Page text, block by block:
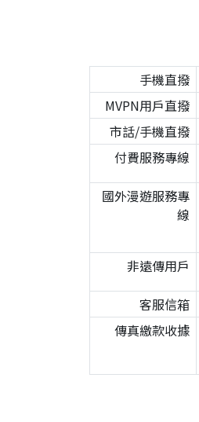
手機直撥
MVPN用戶直撥
市話/手機直撥
付費服務專線
國外漫遊服務專
線
非遠傳用戶
客服信箱
傳真繳款收據